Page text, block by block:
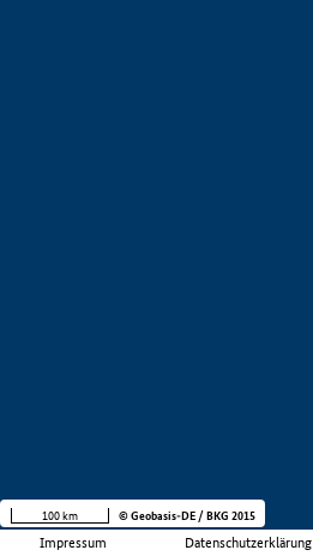
Impressum Datenschutzerklärung
100 km © Geobasis-DE / BKG 2015